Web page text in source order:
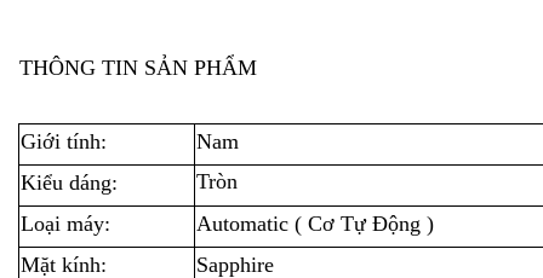
THÔNG TIN SẢN PHẨM
Giới tính:
Nam
Kiểu dáng:
Tròn
Loại máy:
Automatic ( Cơ Tự Động )
Mặt kính:
Sapphire